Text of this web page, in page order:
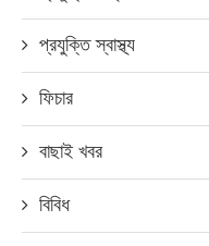
প্রযুক্তি স্বাস্থ্য
ফিচার
বাছাই খবর
বিবিধ